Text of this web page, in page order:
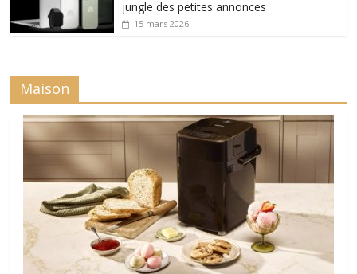
jungle des petites annonces
15 mars 2026
Maison